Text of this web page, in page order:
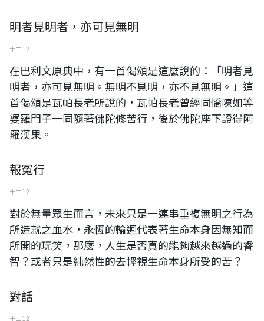
明者見明者，亦可見無明
十二 12
在巴利文原典中，有一首偈頌是這麼說的：「明者見
明者，亦可見無明。無明不見明，亦不見無明。」這
首偈頌是瓦帕長老所說的，瓦帕長老曾經同憍陳如等
婆羅門子一同隨著佛陀修苦行，後於佛陀座下證得阿
羅漢果。
報冤行
十二 12
對於無量眾生而言，未來只是一連串重複無明之行為
所造就之血水，永恆的輪迴代表著生命本身因無知而
所開的玩笑，那麼，人生是否真的能夠越來越過的睿
智？或者只是純然性的去輕視生命本身所受的苦？
對話
十二 12